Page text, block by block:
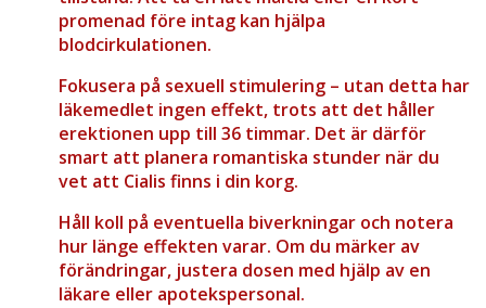
promenad före intag kan hjälpa
blodcirkulationen.
Fokusera på sexuell stimulering – utan detta har
läkemedlet ingen effekt, trots att det håller
erektionen upp till 36 timmar. Det är därför
smart att planera romantiska stunder när du
vet att Cialis finns i din korg.
Håll koll på eventuella biverkningar och notera
hur länge effekten varar. Om du märker av
förändringar, justera dosen med hjälp av en
läkare eller apotekspersonal.